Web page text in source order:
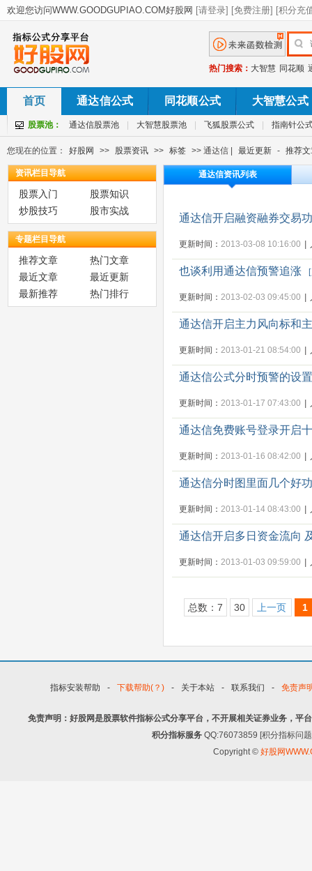
热门搜索： 大智慧 同花顺
首页 通达信公式 同花顺公式 大智慧公式
股票池： 通达信股票池 大智慧股票池 飞狐股票公式 指南针公
您现在的位置： 好股网 >> 股票资讯 >> 标签 >> 通达信 | 最近更新 - 推荐
资讯栏目导航
股票入门
股票知识
炒股技巧
股市实战
专题栏目导航
推荐文章
热门文章
最近文章
最近更新
最新推荐
热门排行
通达信资讯列表
通达信开启融资融券交易
更新时间： 2013-03-08 10:16:00
也谈利用通达信预警追涨 [
更新时间： 2013-02-03 09:45:00
通达信开启主力风向标和
更新时间： 2013-01-21 08:54:00
通达信公式分时预警的设置
更新时间： 2013-01-17 07:43:00
通达信免费账号登录开启
更新时间： 2013-01-16 08:42:00
通达信分时图里面几个好
更新时间： 2013-01-14 08:43:00
通达信开启多日资金流向
更新时间： 2013-01-03 09:59:00
总数：7 30 上一页 1
指标安装帮助 - 下载帮助(？) - 关于本站 - 联系我们 - 免责声
免责声明：好股网是股票软件指标公式分享平台，不开展相关证券业务，平
积分指标服务 QQ:76073859 [积分指标问
Copyright © 好股网